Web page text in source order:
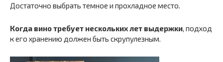
Достаточно выбрать темное и прохладное место.
Когда вино требует нескольких лет выдержки, подход
к его хранению должен быть скрупулезным.